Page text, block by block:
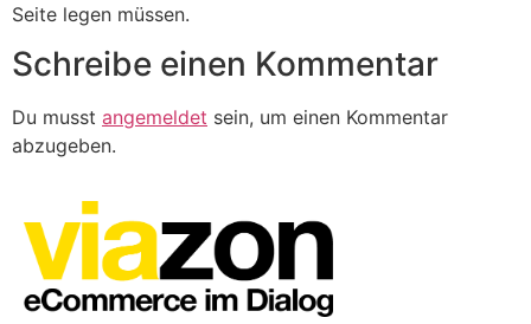
Seite legen müssen.
Schreibe einen Kommentar
Du musst angemeldet sein, um einen Kommentar
abzugeben.